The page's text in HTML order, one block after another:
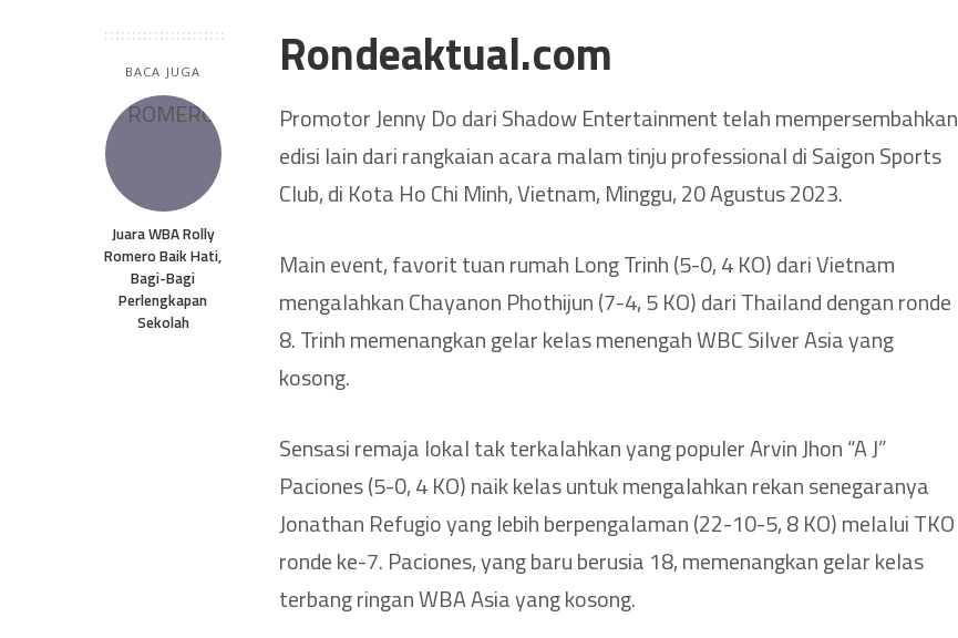
BACA JUGA
Juara WBA Rolly
Romero Baik Hati,
Bagi-Bagi
Perlengkapan
Sekolah
Rondeaktual.com
Promotor Jenny Do dari Shadow Entertainment telah mempersembahkan
edisi lain dari rangkaian acara malam tinju professional di Saigon Sports
Club, di Kota Ho Chi Minh, Vietnam, Minggu, 20 Agustus 2023.
Main event, favorit tuan rumah Long Trinh (5-0, 4 KO) dari Vietnam
mengalahkan Chayanon Phothijun (7-4, 5 KO) dari Thailand dengan ronde
8. Trinh memenangkan gelar kelas menengah WBC Silver Asia yang
kosong.
Sensasi remaja lokal tak terkalahkan yang populer Arvin Jhon “A J”
Paciones (5-0, 4 KO) naik kelas untuk mengalahkan rekan senegaranya
Jonathan Refugio yang lebih berpengalaman (22-10-5, 8 KO) melalui TKO
ronde ke-7. Paciones, yang baru berusia 18, memenangkan gelar kelas
terbang ringan WBA Asia yang kosong.